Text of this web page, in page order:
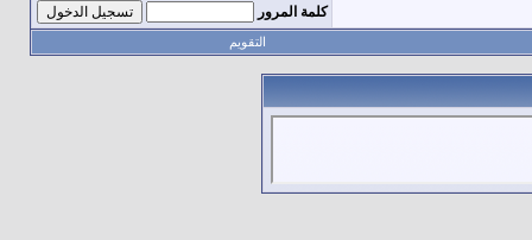
كلمة المرور
التقويم